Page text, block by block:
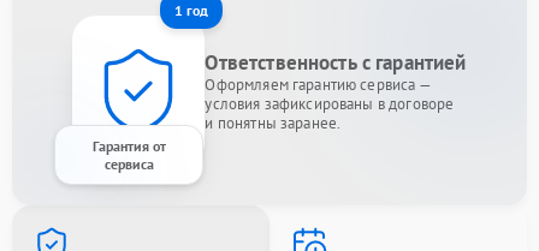
1 год
Гарантия от
сервиса
Ответственность с гарантией
Оформляем гарантию сервиса —
условия зафиксированы в договоре
и понятны заранее.